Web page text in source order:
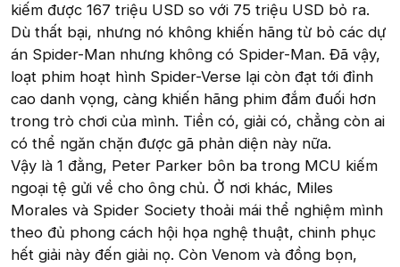
kiếm được 167 triệu USD so với 75 triệu USD bỏ ra.
Dù thất bại, nhưng nó không khiến hãng từ bỏ các dự
án Spider-Man nhưng không có Spider-Man. Đã vậy,
loạt phim hoạt hình Spider-Verse lại còn đạt tới đỉnh
cao danh vọng, càng khiến hãng phim đắm đuối hơn
trong trò chơi của mình. Tiền có, giải có, chẳng còn ai
có thể ngăn chặn được gã phản diện này nữa.
Vậy là 1 đằng, Peter Parker bôn ba trong MCU kiếm
ngoại tệ gửi về cho ông chủ. Ở nơi khác, Miles
Morales và Spider Society thoải mái thể nghiệm mình
theo đủ phong cách hội họa nghệ thuật, chinh phục
hết giải này đến giải nọ. Còn Venom và đồng bọn,